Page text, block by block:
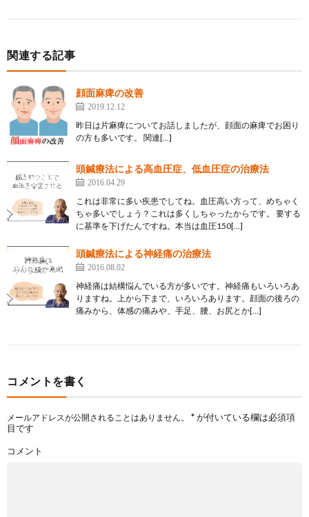
関連する記事
顔面麻痺の改善
2019.12.12
昨日は片麻痺についてお話しましたが、顔面の麻痺でお困り
の方も多いです。 関連[…]
頭鍼療法による高血圧症、低血圧症の治療法
2016.04.29
これは非常に多い疾患でしてね。血圧高い方って、めちゃく
ちゃ多いでしょう？これは多くしちゃったからです。 要する
に基準を下げたんですね。本当は血圧150[…]
頭鍼療法による神経痛の治療法
2016.08.02
神経痛は結構悩んでいる方が多いです。神経痛もいろいろあ
りますね。上から下まで、いろいろあります。顔面の後ろの
痛みから、体感の痛みや、手足、腰、お尻とか[…]
コメントを書く
メールアドレスが公開されることはありません。 *が付いている欄は必須項
目です
コメント